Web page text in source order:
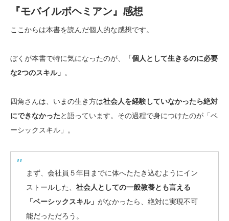
『モバイルボヘミアン』感想
ここからは本書を読んだ個人的な感想です。
ぼくが本書で特に気になったのが、
「個人として生きるのに必要
な2つのスキル」 。
四角さんは、いまの生き方は社会人を経験していなかったら絶対
にできなかったと語っています。その過程で身につけたのが「ベ
ーシックスキル」。
まず、会社員５年目までに体へたたき込むようにイン
ストールした、 社会人としての一般教養とも言える
「ベーシックスキル」 がなかったら、絶対に実現不可
能だっただろう。